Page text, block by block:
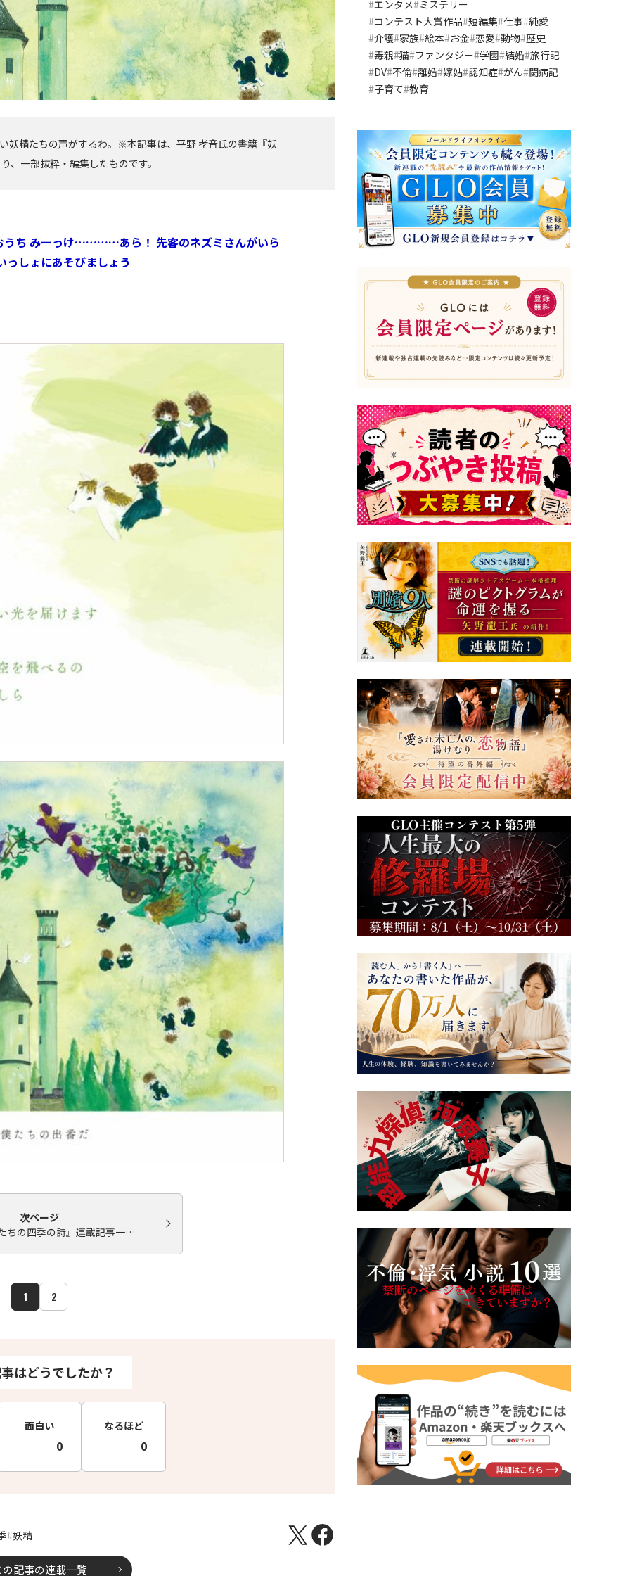
妖精たちの声がするわ。※本記事は、平野 孝音氏の書籍『妖
、一部抜粋・編集したものです。
うち みーっけ…………あら！ 先客のネズミさんがいら
っしょにあそびましょう
次ページ
の四季の詩』連載記事一…
1 2
はどうでしたか？
面白い
0
なるほど
0
妖精
記事の連載一覧
エンタメ ミステリー
コンテスト大賞作品 短編集 仕事 純愛
介護 家族 絵本 お金 恋愛 動物 歴史
毒親 猫 ファンタジー 学園 結婚 旅行記
DV 不倫 離婚 嫁姑 認知症 がん 闘病記
子育て 教育